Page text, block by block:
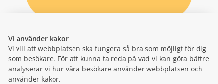
Vi använder kakor
Vi vill att webbplatsen ska fungera så bra som möjligt för dig
som besökare. För att kunna ta reda på vad vi kan göra bättre
analyserar vi hur våra besökare använder webbplatsen och
använder kakor.